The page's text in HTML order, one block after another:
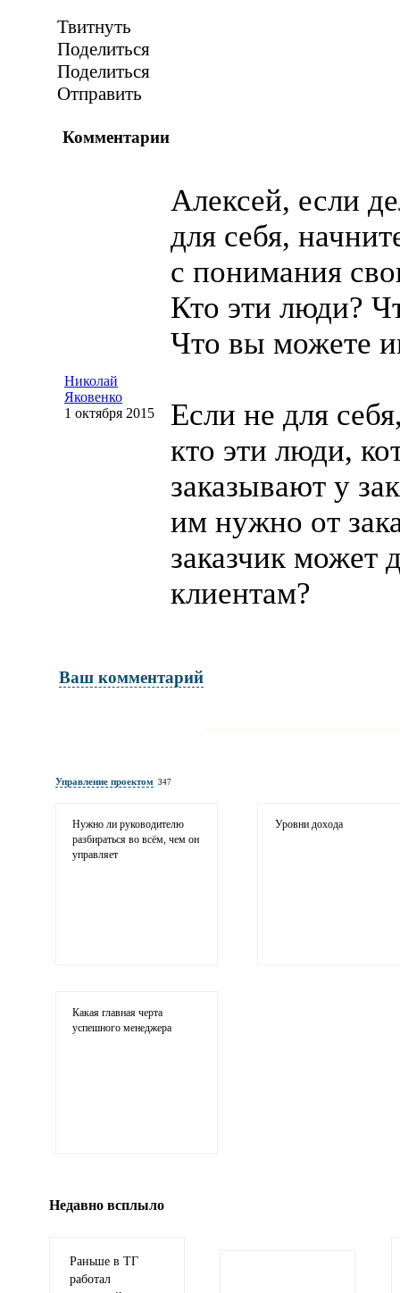
Твитнуть
Поделиться
Поделиться
Отправить
Комментарии
Николай
Яковенко
1 октября 2015
Алексей, если
для себя,
с понимания
Кто эти люди?
Что вы можете
Если не для
кто эти люди,
заказывают у
им нужно от
заказчик может
клиентам?
Ваш комментарий
Управление проектом 347
Нужно ли руководителю
разбираться во всём, чем он
управляет
Уровни дохода
Какая главная черта
успешного менеджера
Недавно всплыло
Раньше в ТГ
работал